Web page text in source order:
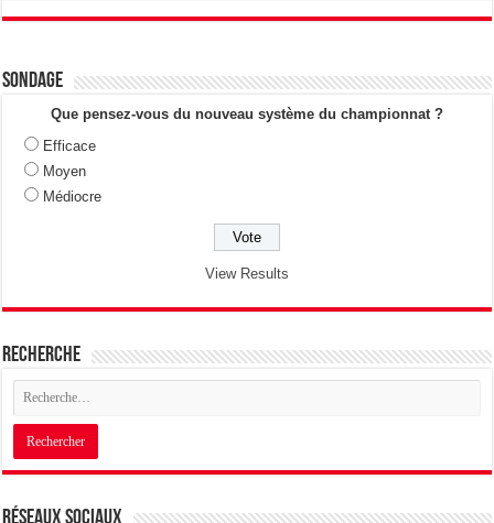
Sondage
Que pensez-vous du nouveau système du championnat ?
Efficace
Moyen
Médiocre
View Results
Recherche
Réseaux sociaux